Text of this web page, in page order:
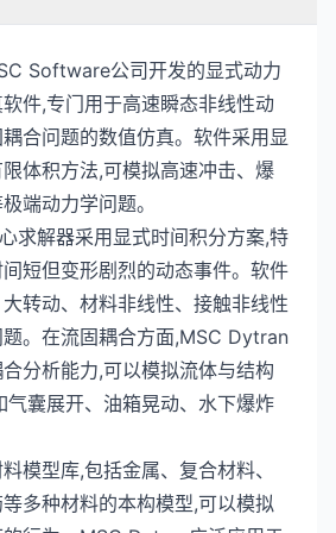
Software公司开发的显式动力
件,专门用于高速瞬态非线性动
合问题的数值仿真。软件采用显
体积方法,可模拟高速冲击、爆
端动力学问题。
求解器采用显式时间积分方案,特
短但变形剧烈的动态事件。软件
转动、材料非线性、接触非线性
。在流固耦合方面,MSC Dytran
分析能力,可以模拟流体与结构
气囊展开、油箱晃动、水下爆炸
模型库,包括金属、复合材料、
多种材料的本构模型,可以模拟